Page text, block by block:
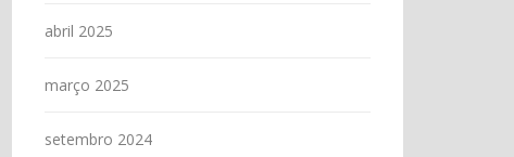
abril 2025
março 2025
setembro 2024